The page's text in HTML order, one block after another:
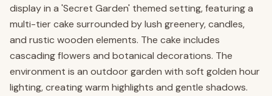
display in a 'Secret Garden' themed setting, featuring a
multi-tier cake surrounded by lush greenery, candles,
and rustic wooden elements. The cake includes
cascading flowers and botanical decorations. The
environment is an outdoor garden with soft golden hour
lighting, creating warm highlights and gentle shadows.